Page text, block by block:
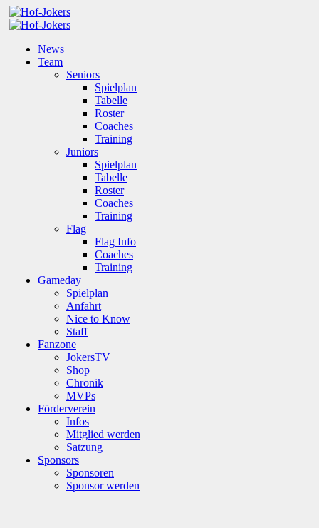
News
Team
Seniors
Spielplan
Tabelle
Roster
Coaches
Training
Juniors
Spielplan
Tabelle
Roster
Coaches
Training
Flag
Flag Info
Coaches
Training
Gameday
Spielplan
Anfahrt
Nice to Know
Staff
Fanzone
JokersTV
Shop
Chronik
MVPs
Förderverein
Infos
Mitglied werden
Satzung
Sponsors
Sponsoren
Sponsor werden